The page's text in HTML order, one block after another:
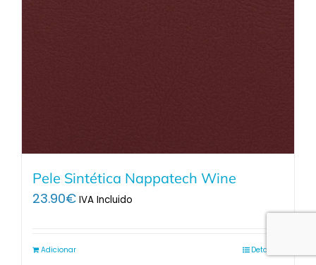
Pele Sintética Nappatech Wine
23.90€ IVA Incluido
Adicionar Detalhes